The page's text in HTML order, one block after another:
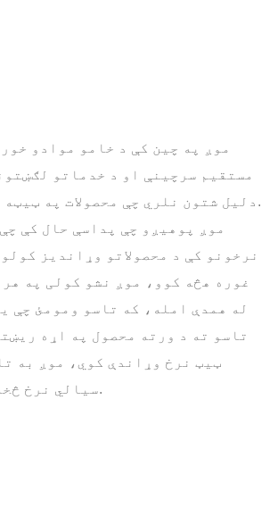
مستقیم سرچینې او د خدماتو
دلیل شتون نلري چې محصولات په ټیټه بیه تولید کړي.
موږ پوهیږو چې پداسې حال کې
نرخونو کې د محصولاتو وړاندیز
غوره هڅه کوو، موږ نشو کولی په
له همدې امله، که تاسو ومومئ چې
تاسو ته د ورته محصول په اړه
ټیټ نرخ وړاندې کوي، موږ به
سیالي نرخ څخه 10٪ کم درکړو.